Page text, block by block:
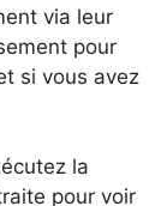
via leur
pour
si vous avez
la
pour voir